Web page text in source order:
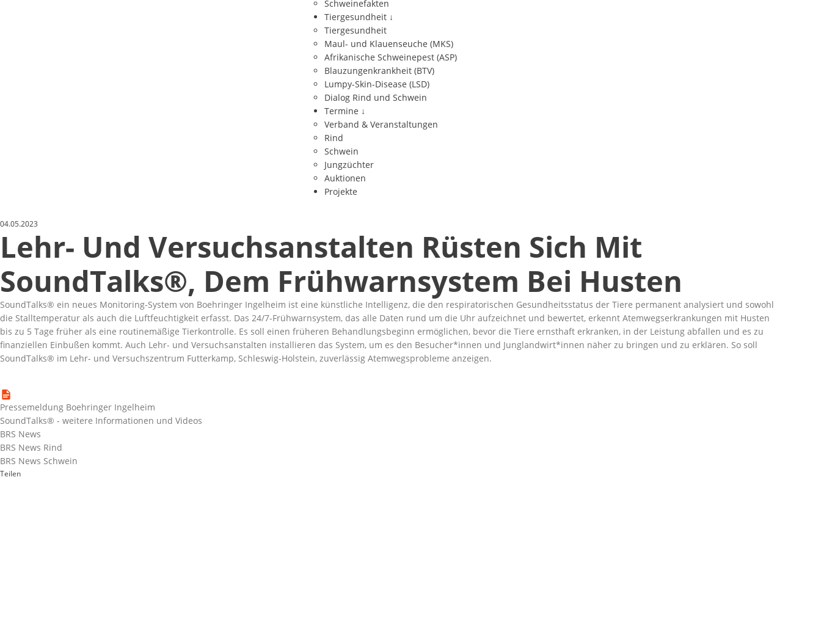
Schweinefakten
Tiergesundheit ↓
Tiergesundheit
Maul- und Klauenseuche (MKS)
Afrikanische Schweinepest (ASP)
Blauzungenkrankheit (BTV)
Lumpy-Skin-Disease (LSD)
Dialog Rind und Schwein
Termine ↓
Verband & Veranstaltungen
Rind
Schwein
Jungzüchter
Auktionen
Projekte
04.05.2023
Lehr- Und Versuchsanstalten Rüsten Sich Mit
SoundTalks®, Dem Frühwarnsystem Bei Husten
SoundTalks® ein neues Monitoring-System von Boehringer Ingelheim ist eine künstliche Intelligenz, die den respiratorischen Gesundheitsstatus der Tiere permanent analysiert und sowohl
die Stalltemperatur als auch die Luftfeuchtigkeit erfasst. Das 24/7-Frühwarnsystem, das alle Daten rund um die Uhr aufzeichnet und bewertet, erkennt Atemwegserkrankungen mit Husten
bis zu 5 Tage früher als eine routinemäßige Tierkontrolle. Es soll einen früheren Behandlungsbeginn ermöglichen, bevor die Tiere ernsthaft erkranken, in der Leistung abfallen und es zu
finanziellen Einbußen kommt. Auch Lehr- und Versuchsanstalten installieren das System, um es den Besucher*innen und Junglandwirt*innen näher zu bringen und zu erklären. So soll
SoundTalks® im Lehr- und Versuchszentrum Futterkamp, Schleswig-Holstein, zuverlässig Atemwegsprobleme anzeigen.
Pressemeldung Boehringer Ingelheim
SoundTalks® - weitere Informationen und Videos
BRS News
BRS News Rind
BRS News Schwein
Teilen